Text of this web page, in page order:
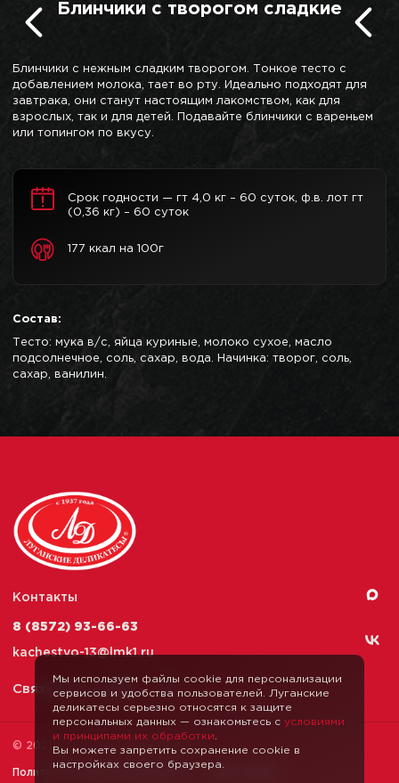
Мы используем файлы cookie для персонализации
сервисов и удобства пользователей. Луганские
деликатесы серьезно относятся к защите
персональных данных — ознакомьтесь с условиями
и принципами их обработки
Вы можете запретить сохранение cookie в
настройках своего браузера.
Блинчики с творогом сладкие
Блинчики с нежным сладким творогом. Тонкое тесто с
добавлением молока, тает во рту. Идеально подходят для
завтрака, они станут настоящим лакомством, как для
взрослых, так и для детей. Подавайте блинчики с вареньем
или топингом по вкусу.
Срок годности — гт 4,0 кг – 60 суток, ф.в. лот гт
(0,36 кг) – 60 суток
177 ккал на 100г
Состав:
Тесто: мука в/с, яйца куриные, молоко сухое, масло
подсолнечное, соль, сахар, вода. Начинка: творог, соль,
сахар, ванилин.
Контакты
8 (8572) 93-66-63
kachestvo-13@lmk1.ru
Связаться с нами
© 2026 Луганские Деликатесы
Политика конфиденциальности